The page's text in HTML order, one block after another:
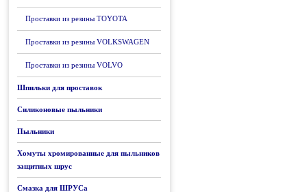
Проставки из резины TOYOTA
Проставки из резины VOLKSWAGEN
Проставки из резины VOLVO
Шпильки для проставок
Силиконовые пыльники
Пыльники
Хомуты хромированные для пыльников
защитных шрус
Смазка для ШРУСа